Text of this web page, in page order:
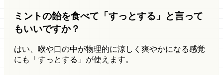
ミントの飴を食べて「すっとする」と言って
もいいですか？
はい、喉や口の中が物理的に涼しく爽やかになる感覚
にも「すっとする」が使えます。